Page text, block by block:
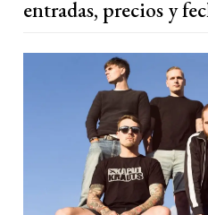
entradas, precios y